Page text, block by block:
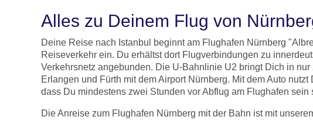
Alles zu Deinem Flug von
Deine Reise nach Istanbul beginnt am Flughafen Nürnberg
Reiseverkehr ein. Du erhältst dort Flugverbindungen zu
Verkehrsnetz angebunden. Die U-Bahnlinie U2 bringt Dich in
Erlangen und Fürth mit dem Airport Nürnberg. Mit dem Auto
dass Du mindestens zwei Stunden vor Abflug am Flughafen sein
Die Anreise zum Flughafen Nürnberg mit der Bahn ist mit